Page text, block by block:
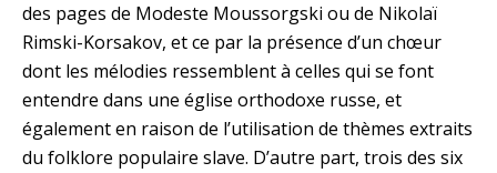
des pages de Modeste Moussorgski ou de Nikolaï
Rimski-Korsakov, et ce par la présence d’un chœur
dont les mélodies ressemblent à celles qui se font
entendre dans une église orthodoxe russe, et
également en raison de l’utilisation de thèmes extraits
du folklore populaire slave. D’autre part, trois des six